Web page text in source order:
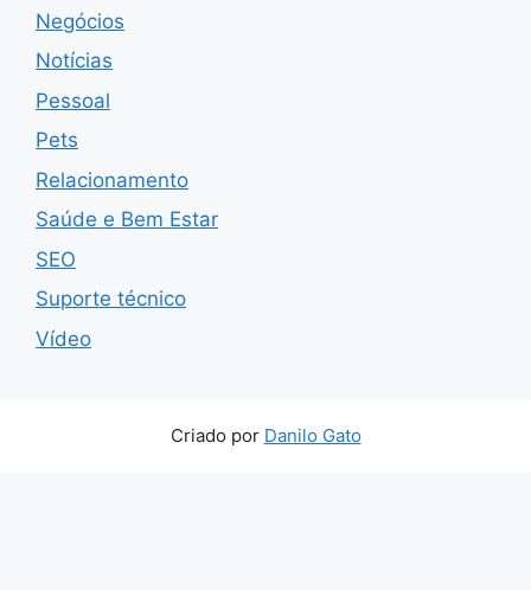
Negócios
Notícias
Pessoal
Pets
Relacionamento
Saúde e Bem Estar
SEO
Suporte técnico
Vídeo
Criado por Danilo Gato